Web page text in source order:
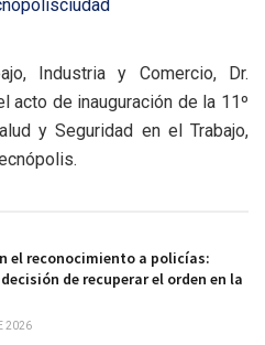
Industria y Comercio, Dr.
acto de inauguración de la 11º
y Seguridad en el Trabajo,
el reconocimiento a policías:
de recuperar el orden en la
2026